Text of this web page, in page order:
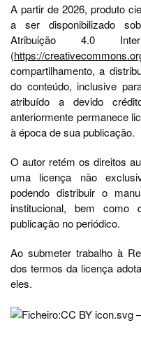
A partir de 2026, produto
a ser disponibilizado
Atribuição 4.0
(https://
compartilhamento, a
do conteúdo, inclusive
atribuído a devido
anteriormente permanece
à época de sua publicação.
O autor retém os direitos
uma licença não
podendo distribuir o
institucional, bem como
publicação no periódico.
Ao submeter trabalho à
dos termos da licença
eles.